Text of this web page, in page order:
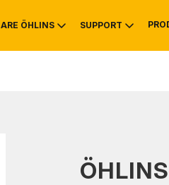
MOUNTAIN BIKE
ÖHLINS
HISTORY
SUPPORT
SERVICE INFO &